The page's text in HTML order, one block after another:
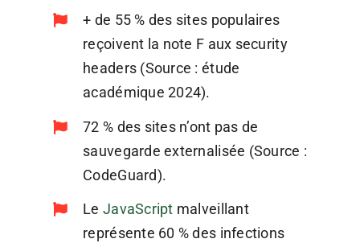
+ de 55 % des sites populaires
reçoivent la note F aux security
headers (Source : étude
académique 2024).
72 % des sites n’ont pas de
sauvegarde externalisée (Source :
CodeGuard).
Le JavaScript malveillant
représente 60 % des infections